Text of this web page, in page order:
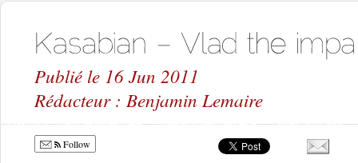
Publié le 16 Jun 2011
Rédacteur : Benjamin Lemaire
Follow